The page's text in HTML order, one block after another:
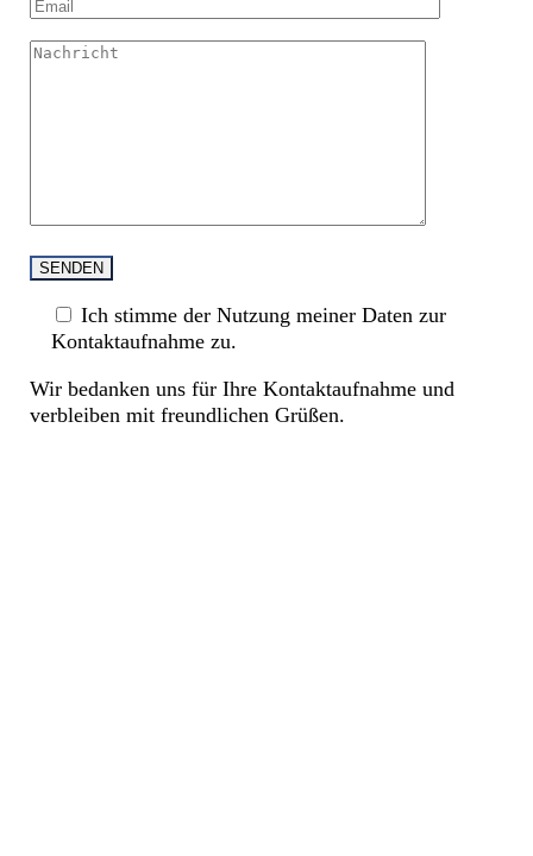
SENDEN
Ich stimme der Nutzung meiner Daten zur
Kontaktaufnahme zu.
Wir bedanken uns für Ihre Kontaktaufnahme und
verbleiben mit freundlichen Grüßen.